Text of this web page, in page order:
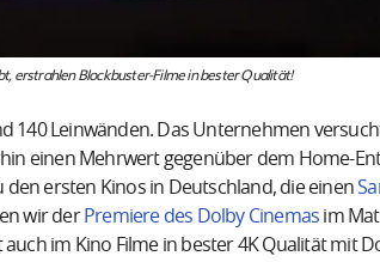
erstrahlen Blockbuster-Filme in bester Qualität!
140 Leinwänden. Das Unternehmen
einen Mehrwert gegenüber dem Home-
den ersten Kinos in Deutschland, die einen
wir der Premiere des Dolby Cinemas im
im Kino Filme in bester 4K Qualität mit